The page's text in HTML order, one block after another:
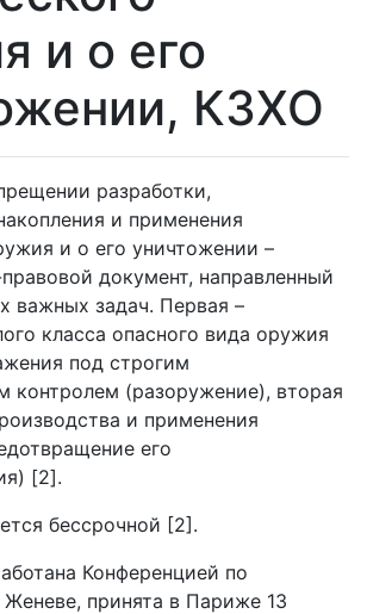
и о его
КЗХО
разработки,
и применения
и о его уничтожении –
документ, направленный
важных задач. Первая –
класса опасного вида оружия
под строгим
контролем (разоружение), вторая
и применения
его
[2].
бессрочной [2].
Конференцией по
принята в Париже 13